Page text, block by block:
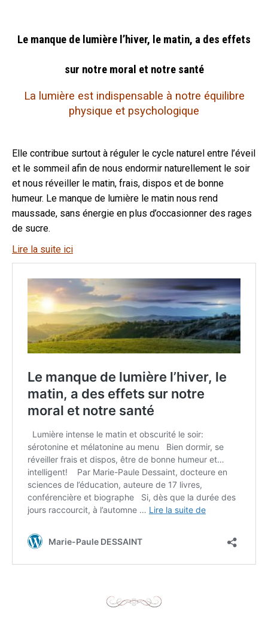
Le manque de lumière l’hiver, le matin, a des effets
sur notre moral et notre santé
La lumière est indispensable à notre équilibre
physique et psychologique
Elle contribue surtout à réguler le cycle naturel entre l’éveil
et le sommeil afin de nous endormir naturellement le soir
et nous réveiller le matin, frais, dispos et de bonne
humeur. Le manque de lumière le matin nous rend
maussade, sans énergie en plus d’occasionner des rages
de sucre.
Lire la suite ici